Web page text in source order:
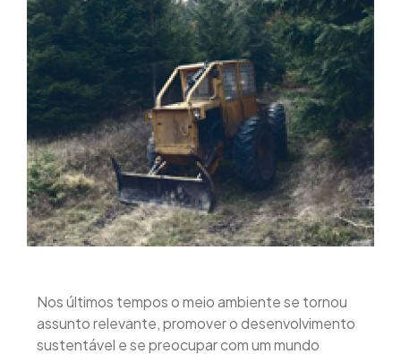
Nos últimos tempos o meio ambiente se tornou
assunto relevante, promover o desenvolvimento
sustentável e se preocupar com um mundo